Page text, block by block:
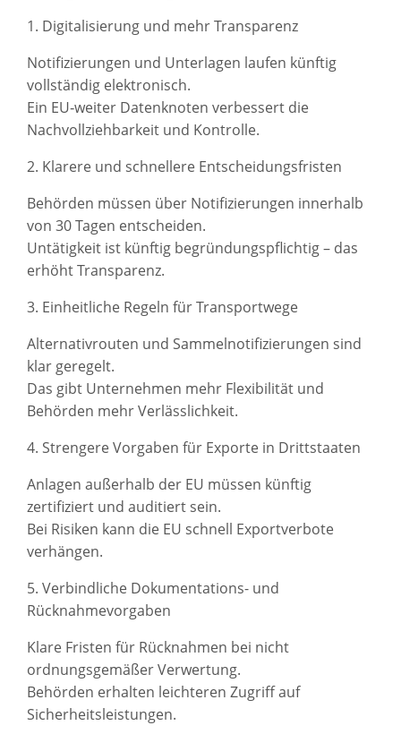
1. Digitalisierung und mehr Transparenz
Notifizierungen und Unterlagen laufen künftig
vollständig elektronisch.
Ein EU‑weiter Datenknoten verbessert die
Nachvollziehbarkeit und Kontrolle.
2. Klarere und schnellere Entscheidungsfristen
Behörden müssen über Notifizierungen innerhalb
von 30 Tagen entscheiden.
Untätigkeit ist künftig begründungspflichtig – das
erhöht Transparenz.
3. Einheitliche Regeln für Transportwege
Alternativrouten und Sammelnotifizierungen sind
klar geregelt.
Das gibt Unternehmen mehr Flexibilität und
Behörden mehr Verlässlichkeit.
4. Strengere Vorgaben für Exporte in Drittstaaten
Anlagen außerhalb der EU müssen künftig
zertifiziert und auditiert sein.
Bei Risiken kann die EU schnell Exportverbote
verhängen.
5. Verbindliche Dokumentations- und
Rücknahmevorgaben
Klare Fristen für Rücknahmen bei nicht
ordnungsgemäßer Verwertung.
Behörden erhalten leichteren Zugriff auf
Sicherheitsleistungen.